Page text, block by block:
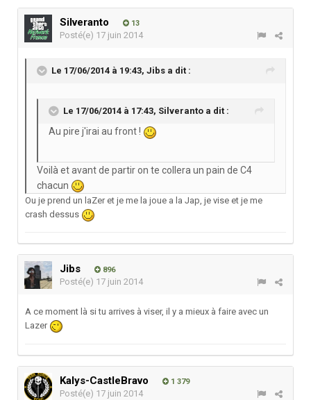
Silveranto 13
Posté(e) 17 juin 2014
Le 17/06/2014 à 19:43, Jibs a dit :
Le 17/06/2014 à 17:43, Silveranto a dit :
Au pire j'irai au front !
Voilà et avant de partir on te collera un pain de C4
chacun
Ou je prend un laZer et je me la joue a la Jap, je vise et je me
crash dessus
Jibs 896
Posté(e) 17 juin 2014
A ce moment là si tu arrives à viser, il y a mieux à faire avec un
Lazer
Kalys-CastleBravo 1 379
Posté(e) 17 juin 2014